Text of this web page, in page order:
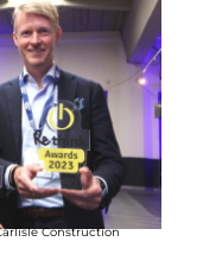
Construction